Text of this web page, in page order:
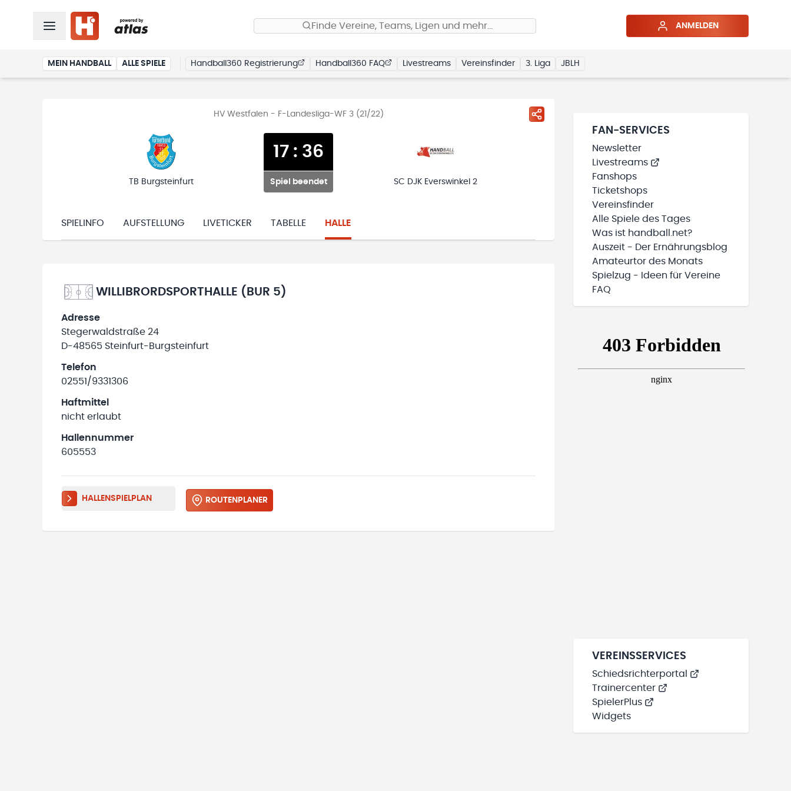
Finde Vereine, Teams, Ligen und mehr… ANMELDEN
MEIN HANDBALL ALLE SPIELE Handball360 Registrierung Handball360 FAQ Livestreams Vereinsfinder 3. Liga JBLH
HV Westfalen - F-Landesliga-WF 3 (21/22)
TB Burgsteinfurt
17 : 36
Spiel beendet SC DJK Everswinkel 2
SPIELINFO AUFSTELLUNG LIVETICKER TABELLE HALLE
WILLIBRORDSPORTHALLE (BUR 5)
Adresse
Stegerwaldstraße 24
D-48565 Steinfurt-Burgsteinfurt
Telefon
02551/9331306
Haftmittel
nicht erlaubt
Hallennummer
605553
HALLENSPIELPLAN ROUTENPLANER
FAN-SERVICES
Newsletter
Livestreams
Fanshops
Ticketshops
Vereinsfinder
Alle Spiele des Tages
Was ist handball.net?
Auszeit - Der Ernährungsblog
Amateurtor des Monats
Spielzug - Ideen für Vereine
FAQ
VEREINSSERVICES
Schiedsrichterportal
Trainercenter
SpielerPlus
Widgets